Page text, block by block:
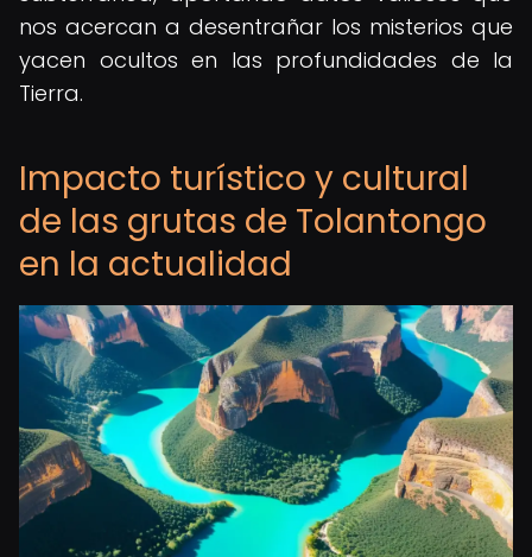
nos acercan a desentrañar los misterios que
yacen ocultos en las profundidades de la
Tierra.
Impacto turístico y cultural
de las grutas de Tolantongo
en la actualidad